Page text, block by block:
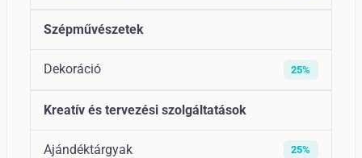
Szépművészetek
Dekoráció 25%
Kreatív és tervezési szolgáltatások
Ajándéktárgyak 25%